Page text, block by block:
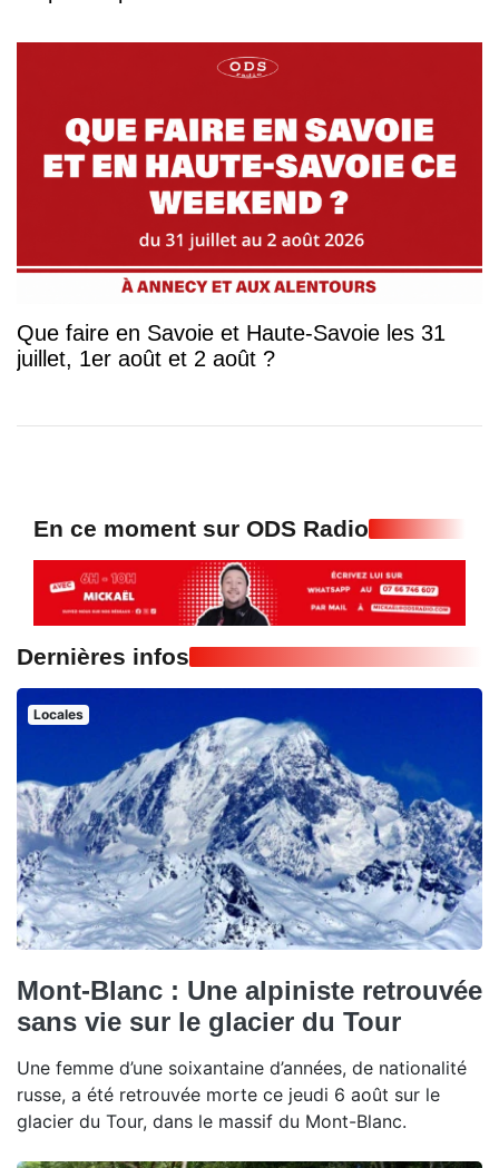
Que faire en Savoie et Haute-Savoie les 31
juillet, 1er août et 2 août ?
En ce moment sur ODS Radio
Dernières infos
Locales
Mont-Blanc : Une alpiniste retrouvée
sans vie sur le glacier du Tour
Une femme d’une soixantaine d’années, de nationalité
russe, a été retrouvée morte ce jeudi 6 août sur le
glacier du Tour, dans le massif du Mont-Blanc.